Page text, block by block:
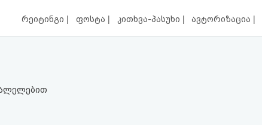
რეიტინგი | ფოსტა | კითხვა-პასუხი | ავტორიზაცია |